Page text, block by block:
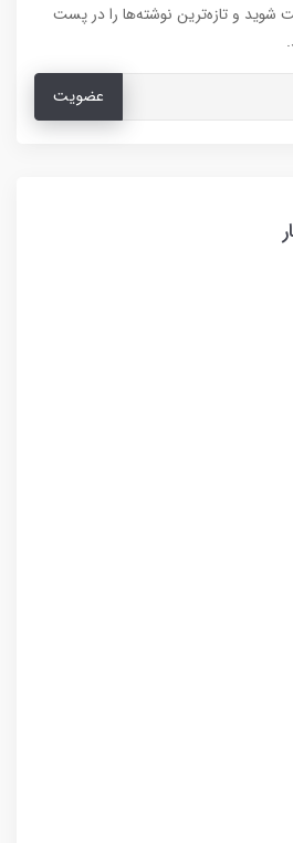
شوید و تازه‌ترین نوشته‌ها را در پست
عضویت